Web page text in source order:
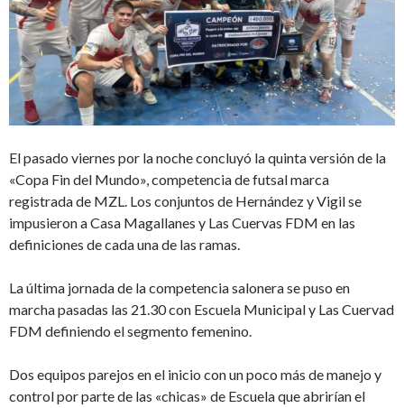
El pasado viernes por la noche concluyó la quinta versión de la
«Copa Fin del Mundo», competencia de futsal marca
registrada de MZL. Los conjuntos de Hernández y Vigil se
impusieron a Casa Magallanes y Las Cuervas FDM en las
definiciones de cada una de las ramas.
La última jornada de la competencia salonera se puso en
marcha pasadas las 21.30 con Escuela Municipal y Las Cuervad
FDM definiendo el segmento femenino.
Dos equipos parejos en el inicio con un poco más de manejo y
control por parte de las «chicas» de Escuela que abrirían el